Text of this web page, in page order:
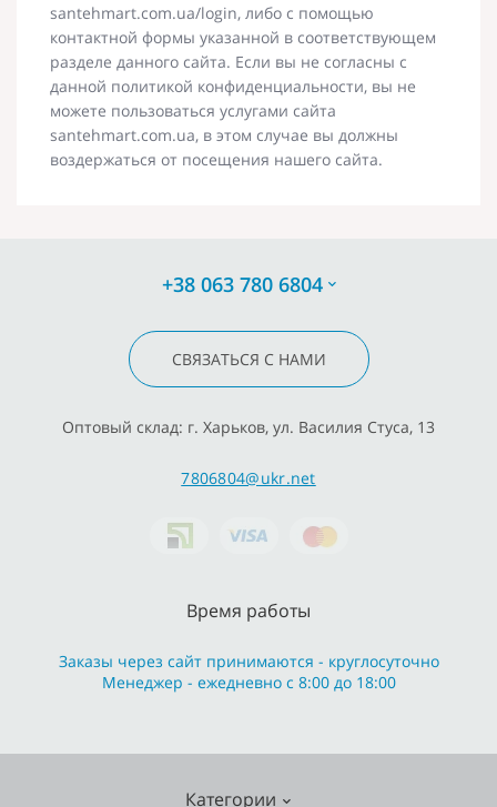
santehmart.com.ua/login, либо с помощью
контактной формы указанной в соответствующем
разделе данного сайта. Если вы не согласны с
данной политикой конфиденциальности, вы не
можете пользоваться услугами сайта
santehmart.com.ua, в этом случае вы должны
воздержаться от посещения нашего сайта.
+38 063 780 6804
СВЯЗАТЬСЯ С НАМИ
Оптовый склад: г. Харьков, ул. Василия Стуса, 13
7806804@ukr.net
Категории
Время работы
Заказы через сайт принимаются - круглосуточно
Менеджер - ежедневно с 8:00 до 18:00